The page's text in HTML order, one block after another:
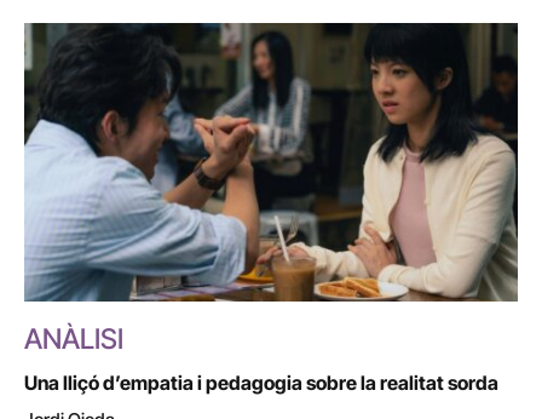
ANÀLISI
Una lliçó d’empatia i pedagogia sobre la realitat sorda